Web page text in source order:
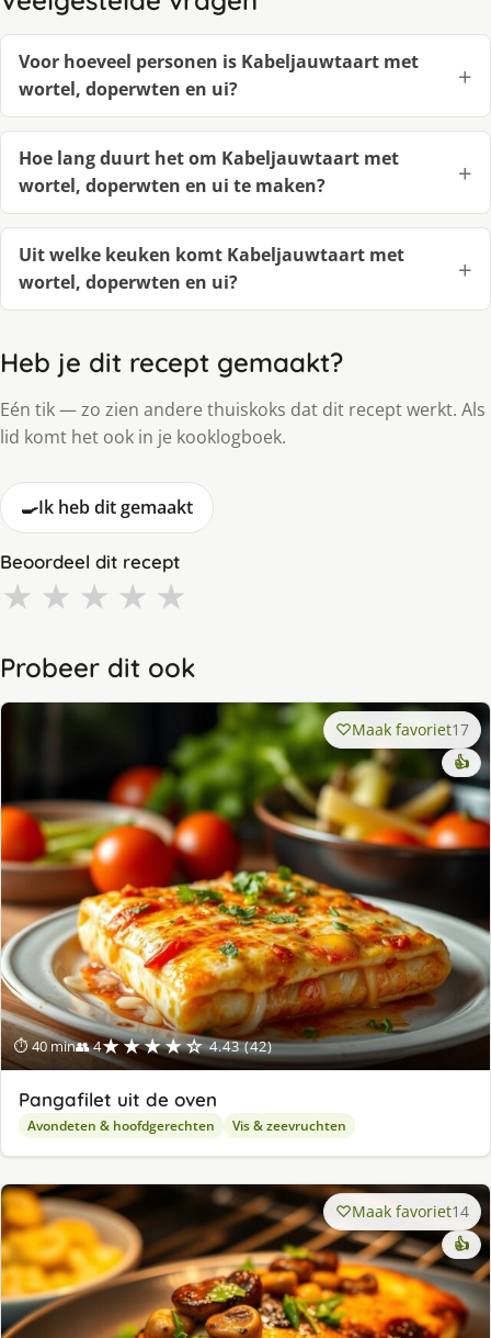
Voor hoeveel personen is Kabeljauwtaart met
wortel, doperwten en ui?
Hoe lang duurt het om Kabeljauwtaart met
wortel, doperwten en ui te maken?
Uit welke keuken komt Kabeljauwtaart met
wortel, doperwten en ui?
Heb je dit recept gemaakt?
Eén tik — zo zien andere thuiskoks dat dit recept werkt. Als
lid komt het ook in je kooklogboek.
🍳Ik heb dit gemaakt
Beoordeel dit recept
★ ★ ★ ★ ★
Probeer dit ook
⏱ 40 min👥 4★★★★☆ 4.43 (42)
Maak favoriet17
👍
Pangafilet uit de oven
Avondeten & hoofdgerechten Vis & zeevruchten
Maak favoriet14
👍